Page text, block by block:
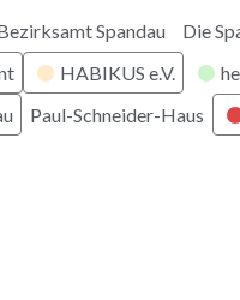
Spandau
Die
HABIKUS e.V.
Paul-Schneider-Haus